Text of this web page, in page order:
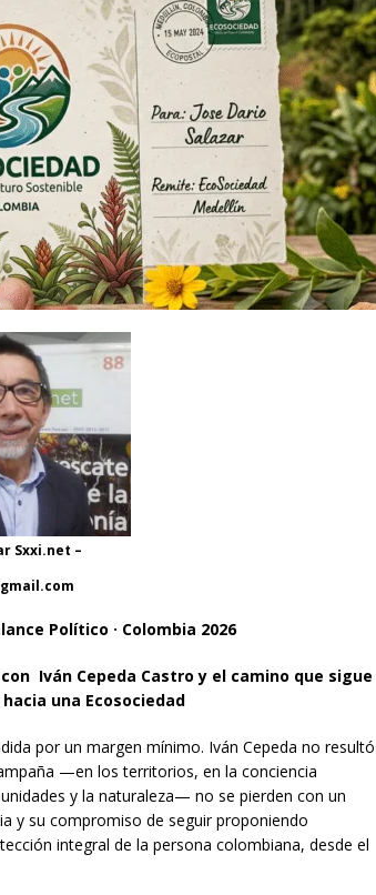
Sxxi.net –
Político · Colombia 2026
Iván Cepeda Castro y el camino que sigue
una Ecosociedad
por un margen mínimo. Iván Cepeda no resultó
—en los territorios, en la conciencia
y la naturaleza— no se pierden con un
y su compromiso de seguir proponiendo
integral de la persona colombiana, desde el